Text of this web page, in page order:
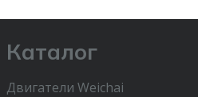
Каталог
Двигатели Weichai